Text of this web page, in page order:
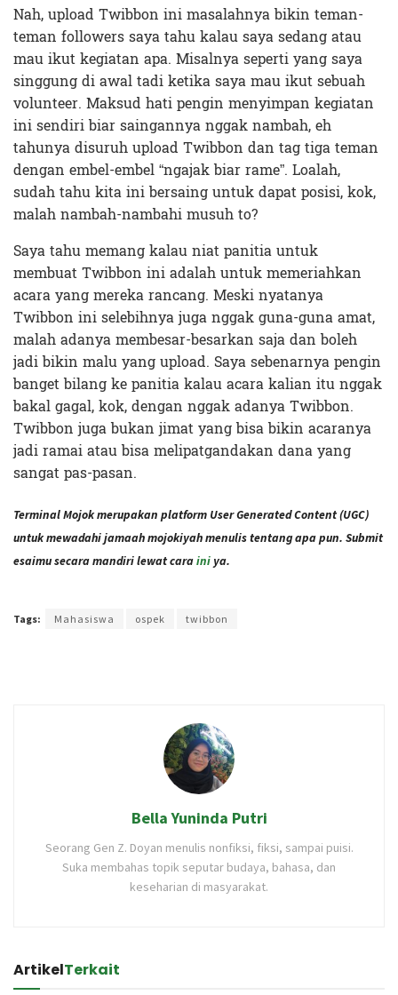
Nah, upload Twibbon ini masalahnya bikin teman-
teman followers saya tahu kalau saya sedang atau
mau ikut kegiatan apa. Misalnya seperti yang saya
singgung di awal tadi ketika saya mau ikut sebuah
volunteer. Maksud hati pengin menyimpan kegiatan
ini sendiri biar saingannya nggak nambah, eh
tahunya disuruh upload Twibbon dan tag tiga teman
dengan embel-embel “ngajak biar rame”. Loalah,
sudah tahu kita ini bersaing untuk dapat posisi, kok,
malah nambah-nambahi musuh to?
Saya tahu memang kalau niat panitia untuk
membuat Twibbon ini adalah untuk memeriahkan
acara yang mereka rancang. Meski nyatanya
Twibbon ini selebihnya juga nggak guna-guna amat,
malah adanya membesar-besarkan saja dan boleh
jadi bikin malu yang upload. Saya sebenarnya pengin
banget bilang ke panitia kalau acara kalian itu nggak
bakal gagal, kok, dengan nggak adanya Twibbon.
Twibbon juga bukan jimat yang bisa bikin acaranya
jadi ramai atau bisa melipatgandakan dana yang
sangat pas-pasan.
Terminal Mojok merupakan platform User Generated Content (UGC)
untuk mewadahi jamaah mojokiyah menulis tentang apa pun. Submit
esaimu secara mandiri lewat caraini ya.
Tags: Mahasiswa ospek twibbon
Bella Yuninda Putri
Seorang Gen Z. Doyan menulis nonfiksi, fiksi, sampai puisi.
Suka membahas topik seputar budaya, bahasa, dan
keseharian di masyarakat.
ArtikelTerkait